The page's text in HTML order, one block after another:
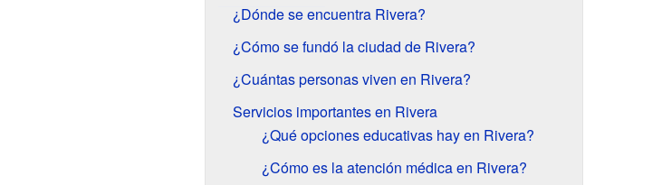
¿Dónde se encuentra Rivera?
¿Cómo se fundó la ciudad de Rivera?
¿Cuántas personas viven en Rivera?
Servicios importantes en Rivera
¿Qué opciones educativas hay en Rivera?
¿Cómo es la atención médica en Rivera?